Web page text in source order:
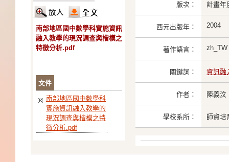
南部地區國中數學科實施資訊
融入教學的現況調查與楷模之
特徵分析.pdf
文件
南部地區國中數學科
實施資訊融入教學的
現況調查與楷模之特
徵分析.pdf
版次： 計畫年
西元出版年： 2004
著作語言： zh_TW
關鍵詞： 資訊融
作者： 陳義汶
學校系所： 師資培